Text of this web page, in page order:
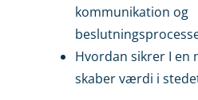
kommunikation og
Hvordan sikrer I en
skaber værdi i